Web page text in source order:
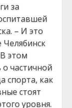
за
– И это
этом
частичной
спорта, как
стоят
уровня.